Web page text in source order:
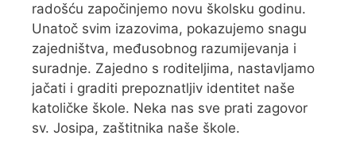
radošću započinjemo novu školsku godinu.
Unatoč svim izazovima, pokazujemo snagu
zajedništva, međusobnog razumijevanja i
suradnje. Zajedno s roditeljima, nastavljamo
jačati i graditi prepoznatljiv identitet naše
katoličke škole. Neka nas sve prati zagovor
sv. Josipa, zaštitnika naše škole.